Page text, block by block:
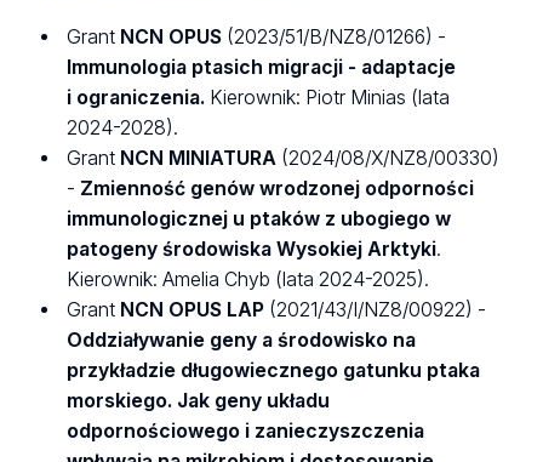
Grant NCN OPUS (2023/51/B/NZ8/01266) -
Immunologia ptasich migracji - adaptacje
i ograniczenia. Kierownik: Piotr Minias (lata
2024-2028).
Grant NCN MINIATURA (2024/08/X/NZ8/00330)
- Zmienność genów wrodzonej odporności
immunologicznej u ptaków z ubogiego w
patogeny środowiska Wysokiej Arktyki.
Kierownik: Amelia Chyb (lata 2024-2025).
Grant NCN OPUS LAP (2021/43/I/NZ8/00922) -
Oddziaływanie geny a środowisko na
przykładzie długowiecznego gatunku ptaka
morskiego. Jak geny układu
odpornościowego i zanieczyszczenia